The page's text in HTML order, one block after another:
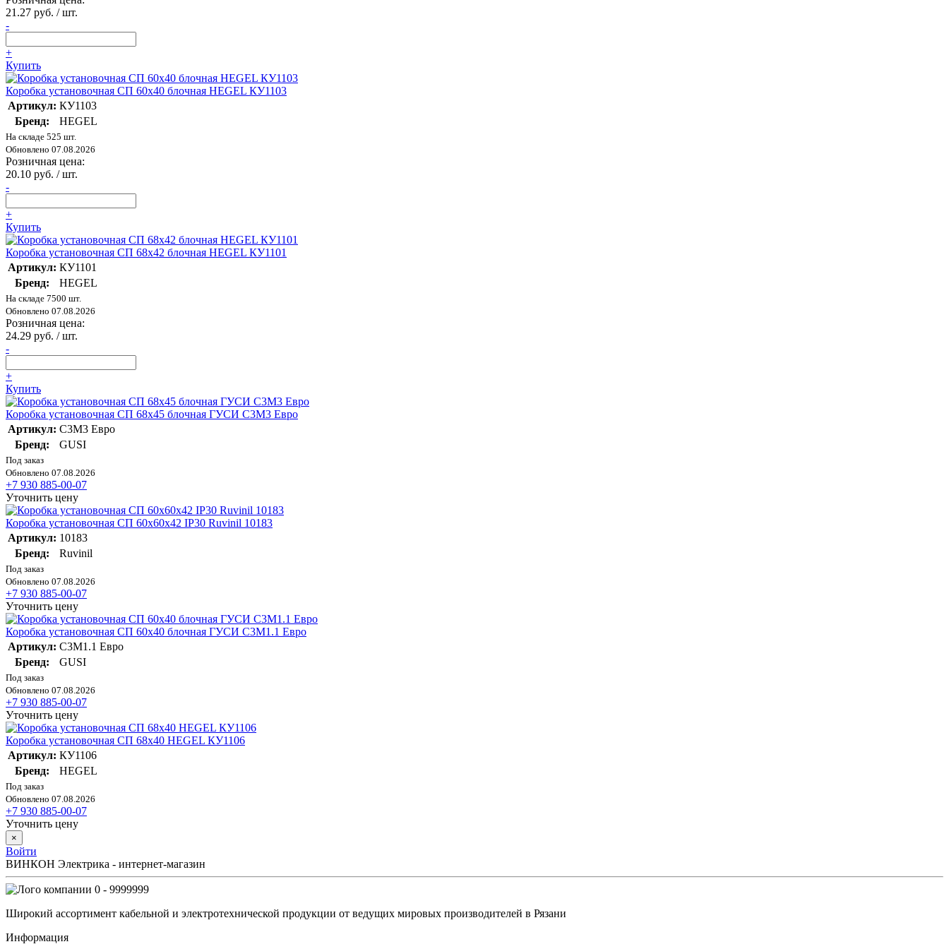
21.27 руб. / шт.
-
+
Купить
Коробка установочная СП 60х40 блочная HEGEL КУ1103
Артикул: КУ1103
Бренд:
HEGEL
На складе 525 шт.
Обновлено 07.08.2026
Розничная цена:
20.10 руб. / шт.
-
+
Купить
Коробка установочная СП 68х42 блочная HEGEL КУ1101
Артикул: КУ1101
Бренд:
HEGEL
На складе 7500 шт.
Обновлено 07.08.2026
Розничная цена:
24.29 руб. / шт.
-
+
Купить
Коробка установочная СП 68х45 блочная ГУСИ С3М3 Евро
Артикул: С3М3 Евро
Бренд:
GUSI
Под заказ
Обновлено 07.08.2026
+7 930 885-00-07
Уточнить цену
Коробка установочная СП 60х60х42 IP30 Ruvinil 10183
Артикул: 10183
Бренд:
Ruvinil
Под заказ
Обновлено 07.08.2026
+7 930 885-00-07
Уточнить цену
Коробка установочная СП 60х40 блочная ГУСИ С3М1.1 Евро
Артикул: С3М1.1 Евро
Бренд:
GUSI
Под заказ
Обновлено 07.08.2026
+7 930 885-00-07
Уточнить цену
Коробка установочная СП 68х40 HEGEL КУ1106
Артикул: КУ1106
Бренд:
HEGEL
Под заказ
Обновлено 07.08.2026
+7 930 885-00-07
Уточнить цену
×
Войти
ВИНКОН Электрика - интернет-магазин
0 - 9999999
Широкий ассортимент кабельной и электротехнической продукции от ведущих мировых производителей в Рязани
Информация